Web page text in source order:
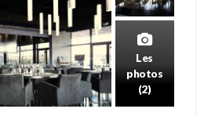
Les
photos
(2)